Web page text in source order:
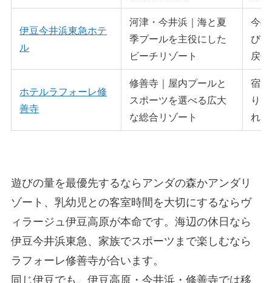
伊豆今井浜東急ホテ
ル
河津・今井浜｜海と夏
季プールを主役にした
ビーチリゾート
今
び
戻
ホテルラフォーレ修
善寺
修善寺｜屋内プールと
スポーツを選べる広大
な総合リゾート
宿
り
れ
遊びの量を最優先するならアンダの森かアンダリ
ゾート、乳幼児との客室時間を大切にするならヴ
ィラージュ伊豆高原が本命です。海辺の休日なら
伊豆今井浜東急、家族でスポーツまで楽しむなら
ラフォーレ修善寺が合います。
同じ伊豆でも、伊豆高原・今井浜・修善寺では移